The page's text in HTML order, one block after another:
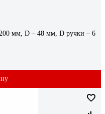
мм, D – 48 мм, D ручки – 6